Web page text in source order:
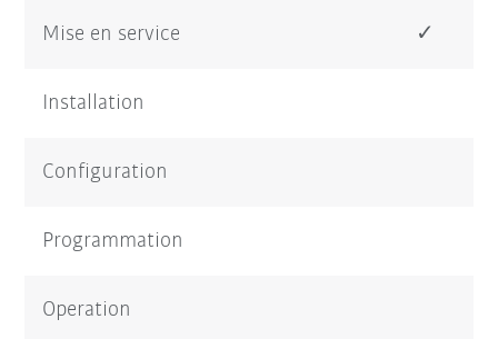
Mise en service ✓
Installation
Configuration
Programmation
Operation